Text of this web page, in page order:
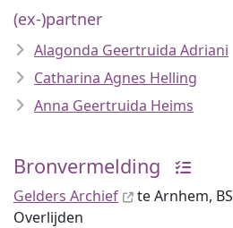
(ex-)partner
Alagonda Geertruida Adriani
Catharina Agnes Helling
Anna Geertruida Heims
Bronvermelding
Gelders Archief
te Arnhem, BS
Overlijden